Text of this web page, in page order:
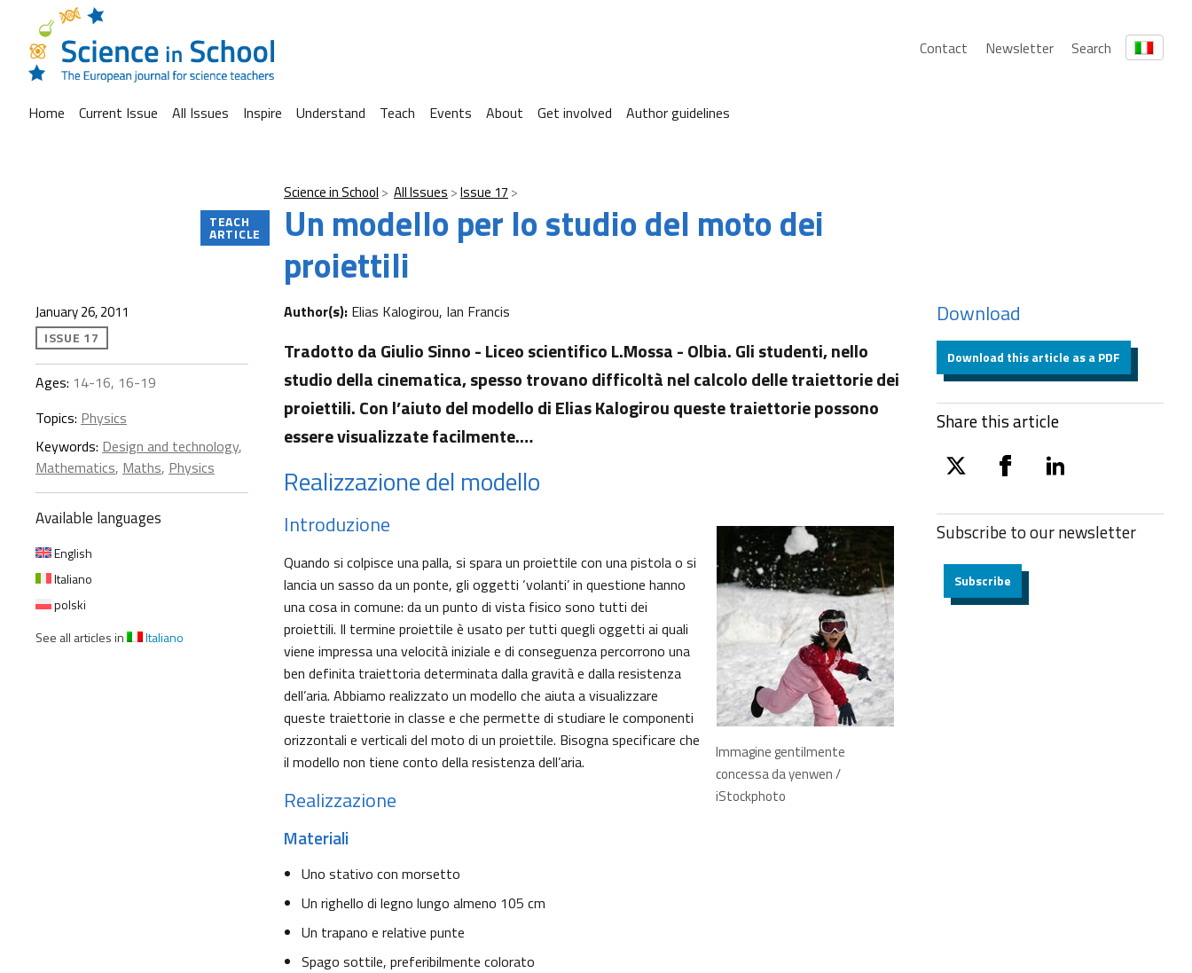
Contact Newsletter Search
Home Current Issue All Issues Inspire Understand Teach Events About Get involved Author guidelines
Science in School All Issues Issue 17
Un modello per lo studio del moto dei
proiettili
TEACH
ARTICLE
January 26, 2011
ISSUE 17
Ages: 14-16, 16-19
Topics: Physics
Keywords: Design and technology,
Mathematics, Maths, Physics
Available languages
English
Italiano
polski
See all articles in
Italiano
Author(s): Elias Kalogirou, Ian Francis
Tradotto da Giulio Sinno - Liceo scientifico L.Mossa - Olbia. Gli studenti, nello
studio della cinematica, spesso trovano difficoltà nel calcolo delle traiettorie dei
proiettili. Con l’aiuto del modello di Elias Kalogirou queste traiettorie possono
essere visualizzate facilmente.…
Realizzazione del modello
Immagine gentilmente
concessa da yenwen /
iStockphoto
Introduzione
Quando si colpisce una palla, si spara un proiettile con una pistola o si
lancia un sasso da un ponte, gli oggetti ‘volanti’ in questione hanno
una cosa in comune: da un punto di vista fisico sono tutti dei
proiettili. Il termine proiettile è usato per tutti quegli oggetti ai quali
viene impressa una velocità iniziale e di conseguenza percorrono una
ben definita traiettoria determinata dalla gravità e dalla resistenza
dell’aria. Abbiamo realizzato un modello che aiuta a visualizzare
queste traiettorie in classe e che permette di studiare le componenti
orizzontali e verticali del moto di un proiettile. Bisogna specificare che
il modello non tiene conto della resistenza dell’aria.
Realizzazione
Materiali
Uno stativo con morsetto
Un righello di legno lungo almeno 105 cm
Un trapano e relative punte
Spago sottile, preferibilmente colorato
Download
Download this article as a PDF
Share this article
twitter facebooklinkedin
Subscribe to ournewsletter
Subscribe